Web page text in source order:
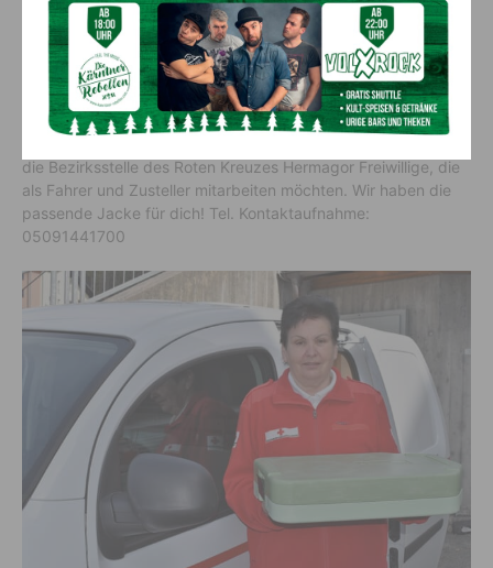
(Hermagor, Kötschach-Mauthen und St. Stefan) an. Die
Mitarbeiter/Innern des Roten Kreuzes liefern die frisch
zubereiteten Mahlzeiten täglich nach Hause. Das Essen wird
von den örtlichen Krankenhäusern gekocht und durch das
Rote Kreuz täglich frisch zugestellt. Auf Grund der
geografischen Lage des Bezirkes Hermagor und der Zunahme
die Bezirksstelle des Roten Kreuzes Hermagor Freiwillige, die
als Fahrer und Zusteller mitarbeiten möchten. Wir haben die
passende Jacke für dich! Tel. Kontaktaufnahme:
05091441700